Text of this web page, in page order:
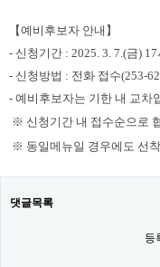
【예비후보자 안내 】
- 신청기간 : 2025. 3. 7.(금)
- 신청방법 : 전화 접수(253-
- 예비후보자는 기한 내 교차
※ 신청기간 내 접수순으로
※ 동일메뉴일 경우에도 선
댓글목록
등